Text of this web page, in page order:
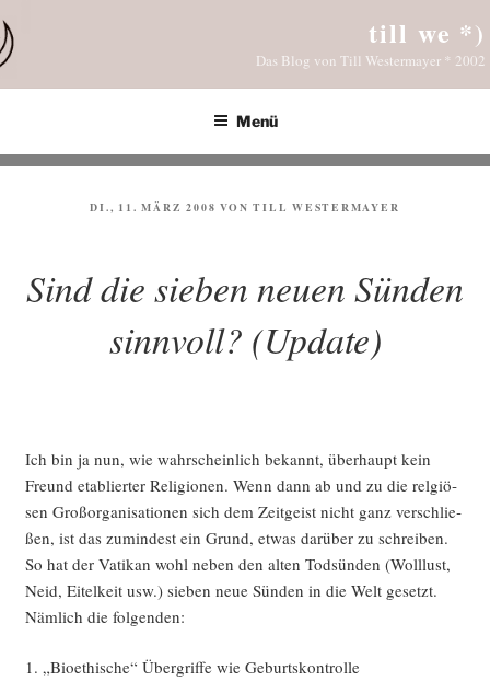
Inhalt
springen
till we *)
Das Blog von Till Westermayer * 2002
Menü
VERÖFFENTLICHT
DI., 11. MÄRZ 2008 VONTILL WESTERMAYER
Sind die sieben neuen Sünden
sinnvoll? (Update)
Ich bin ja nun, wie wahr­schein­lich bekannt, über­haupt kein
Freund eta­blier­ter Reli­gio­nen. Wenn dann ab und zu die rel­giö­
sen Groß­or­ga­ni­sa­tio­nen sich dem Zeit­geist nicht ganz ver­schlie­
ßen, ist das zumin­dest ein Grund, etwas dar­über zu schrei­ben.
So hat der Vati­kan wohl neben den alten Tod­sün­den (Woll­lust,
Neid, Eitel­keit usw.) sie­ben neue Sün­den in die Welt gesetzt.
Näm­lich die folgenden:
1. „Bio­ethi­sche“ Über­grif­fe wie Geburtskontrolle